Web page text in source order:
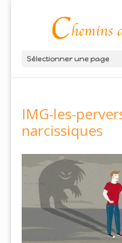
Sélectionner une page
IMG-les-
narcissiques